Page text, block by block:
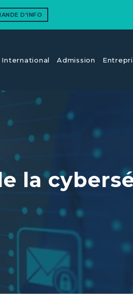
D'INFO
International Admission
la